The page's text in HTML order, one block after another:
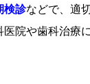
検診などで、適
院や歯科治療